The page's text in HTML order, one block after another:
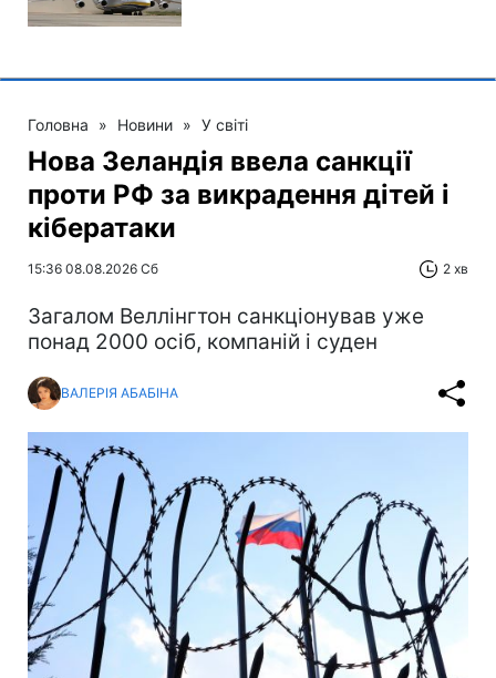
Головна » Новини » У світі
Нова Зеландія ввела санкції
проти РФ за викрадення дітей і
кібератаки
15:36 08.08.2026 Сб 2 хв
Загалом Веллінгтон санкціонував уже
понад 2000 осіб, компаній і суден
ВАЛЕРІЯ АБАБІНА